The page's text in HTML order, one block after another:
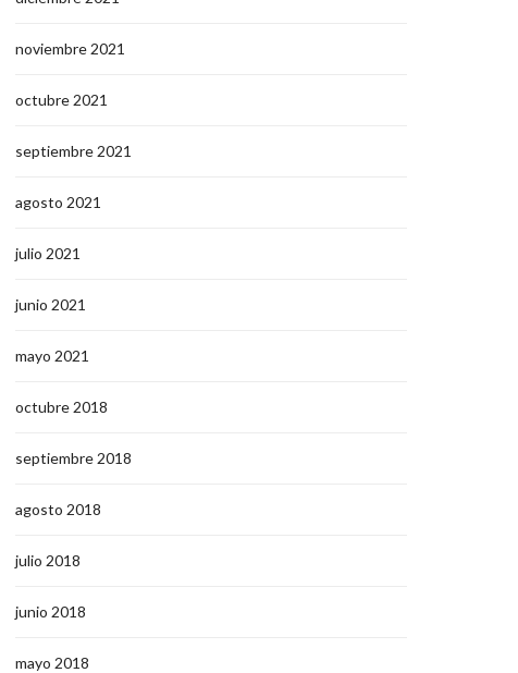
noviembre 2021
octubre 2021
septiembre 2021
agosto 2021
julio 2021
junio 2021
mayo 2021
octubre 2018
septiembre 2018
agosto 2018
julio 2018
junio 2018
mayo 2018